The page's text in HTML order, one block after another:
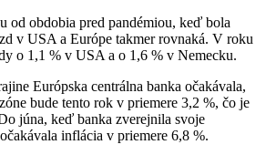
od obdobia pred pandémiou, keď bola
v USA a Európe takmer rovnaká. V roku
o 1,1 % v USA a o 1,6 % v Nemecku.
Európska centrálna banka očakávala,
bude tento rok v priemere 3,2 %, čo je
júna, keď banka zverejnila svoje
inflácia v priemere 6,8 %.